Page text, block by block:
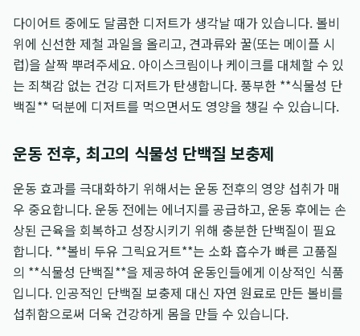
다이어트 중에도 달콤한 디저트가 생각날 때가 있습니다. 볼비
위에 신선한 제철 과일을 올리고, 견과류와 꿀(또는 메이플 시
럽)을 살짝 뿌려주세요. 아이스크림이나 케이크를 대체할 수 있
는 죄책감 없는 건강 디저트가 탄생합니다. 풍부한 **식물성 단
백질** 덕분에 디저트를 먹으면서도 영양을 챙길 수 있습니다.
운동 전후, 최고의 식물성 단백질 보충제
운동 효과를 극대화하기 위해서는 운동 전후의 영양 섭취가 매
우 중요합니다. 운동 전에는 에너지를 공급하고, 운동 후에는 손
상된 근육을 회복하고 성장시키기 위해 충분한 단백질이 필요
합니다. **볼비 두유 그릭요거트**는 소화 흡수가 빠른 고품질
의 **식물성 단백질**을 제공하여 운동인들에게 이상적인 식품
입니다. 인공적인 단백질 보충제 대신 자연 원료로 만든 볼비를
섭취함으로써 더욱 건강하게 몸을 만들 수 있습니다.